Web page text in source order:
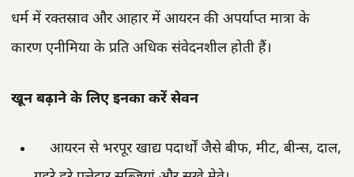
धर्म में रक्तस्राव और आहार में आयरन की अपर्याप्त मात्रा के
कारण एनीमिया के प्रति अधिक संवेदनशील होती हैं।
खून बढ़ाने के लिए इनका करें सेवन
आयरन से भरपूर खाद्य पदार्थों जैसे बीफ, मीट, बीन्स, दाल,